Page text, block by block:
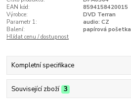
EAN kód:
8594158420015
Výrobce:
DVD Terran
Parametr 1:
audio: CZ
Balení:
papírová pošetka
Hlídat cenu / dostupnost
Kompletní specifikace
Související zboží 3